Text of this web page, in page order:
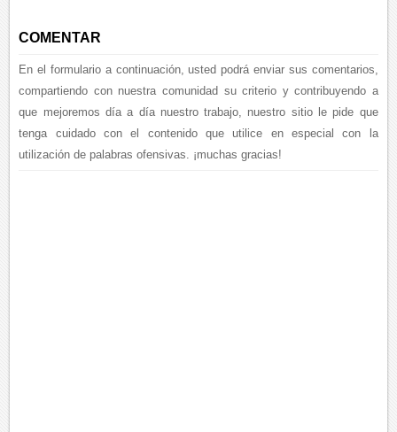
COMENTAR
En el formulario a continuación, usted podrá enviar sus comentarios,
compartiendo con nuestra comunidad su criterio y contribuyendo a
que mejoremos día a día nuestro trabajo, nuestro sitio le pide que
tenga cuidado con el contenido que utilice en especial con la
utilización de palabras ofensivas. ¡muchas gracias!